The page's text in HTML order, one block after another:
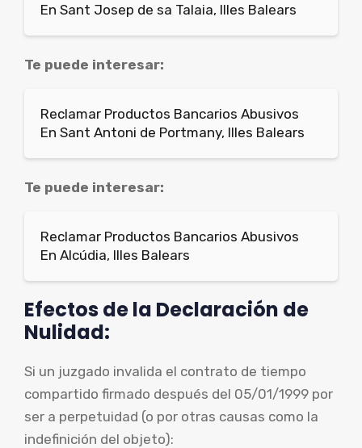
En Sant Josep de sa Talaia, Illes Balears
Te puede interesar:
Reclamar Productos Bancarios Abusivos
En Sant Antoni de Portmany, Illes Balears
Te puede interesar:
Reclamar Productos Bancarios Abusivos
En Alcúdia, Illes Balears
Efectos de la Declaración de
Nulidad:
Si un juzgado invalida el contrato de tiempo
compartido firmado después del 05/01/1999 por
ser a perpetuidad (o por otras causas como la
indefinición del objeto):